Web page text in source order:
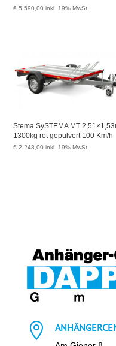
€ 5.590,00 inkl. 19% MwSt.
Stema SySTEMA MT
1300kg rot gepulvert 100 Km/h
€ 2.248,00 inkl. 19% MwSt.
